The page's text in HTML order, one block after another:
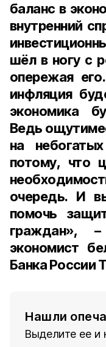
баланс в
внутренний
шёл в ногу с
опережая
инфляция
экономика
Ведь
на
потому, что
очередь. И
помочь
граждан», –
экономист
Банка России
Нашли
Выделите ее и